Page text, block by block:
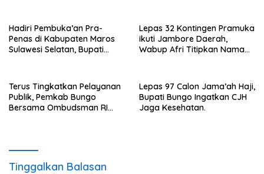
2022.
Hadiri Pembuka’an Pra-
Penas di Kabupaten Maros
Sulawesi Selatan, Bupati
Lepas 32 Kontingen Pramuka
ikuti Jambore Daerah,
Wabup Afri Titipkan Nama
Terus Tingkatkan Pelayanan
Publik, Pemkab Bungo
Bersama Ombudsman RI
Lepas 97 Calon Jama’ah Haji,
Bupati Bungo Ingatkan CJH
Jaga Kesehatan.
Tinggalkan Balasan